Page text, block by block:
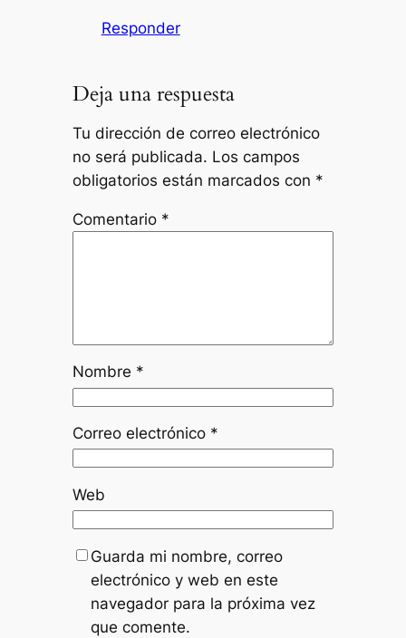
Responder
Deja una respuesta
Tu dirección de correo electrónico
no será publicada. Los campos
obligatorios están marcados con *
Comentario *
Nombre *
Correo electrónico *
Web
Guarda mi nombre, correo
electrónico y web en este
navegador para la próxima vez
que comente.